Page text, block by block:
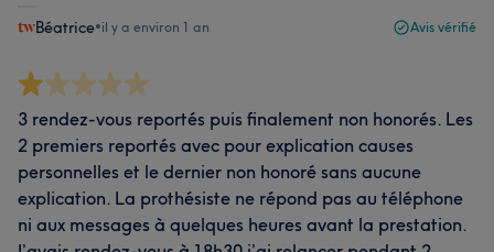
Béatrice•il y a environ 1 an Avis vérifié
3 rendez-vous reportés puis finalement non honorés. Les
2 premiers reportés avec pour explication causes
personnelles et le dernier non honoré sans aucune
explication. La prothésiste ne répond pas au téléphone
ni aux messages à quelques heures avant la prestation.